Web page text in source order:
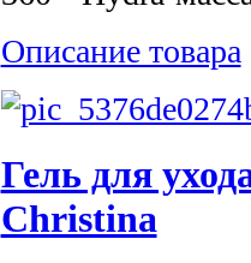
Описание товара
Гель для
Christina